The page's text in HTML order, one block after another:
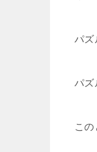
パズ
パズ
こ